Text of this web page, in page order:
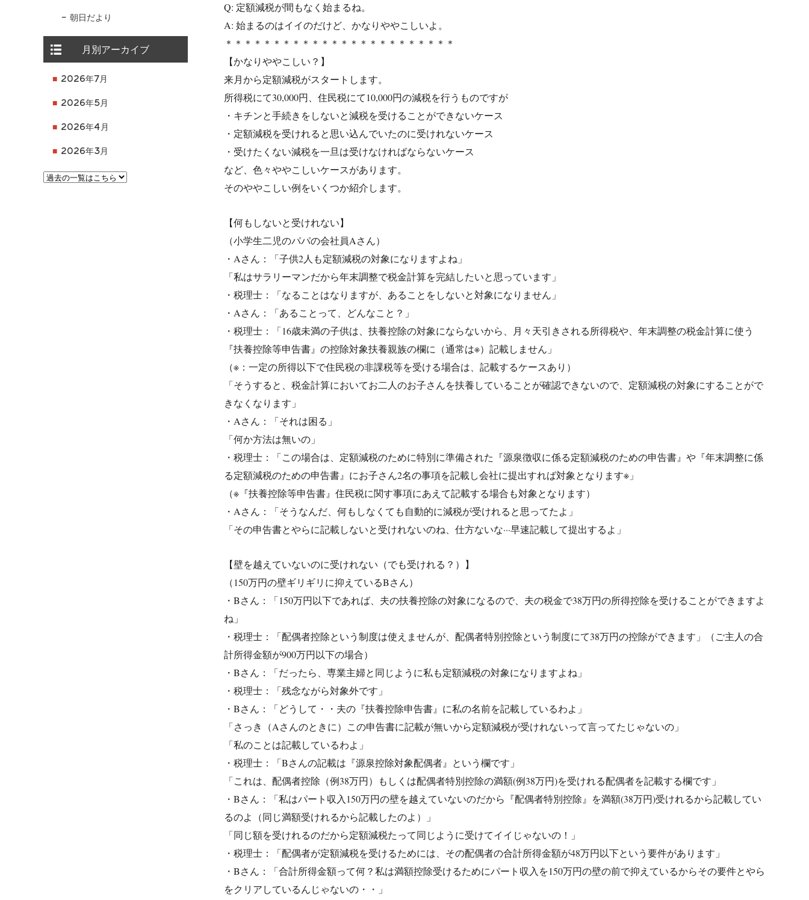
Q: 定額減税が間もなく始まるね。
A: 始まるのはイイのだけど、かなりややこしいよ。
＊＊＊＊＊＊＊＊＊＊＊＊＊＊＊＊＊＊＊＊＊＊＊＊
【かなりややこしい？】
来月から定額減税がスタートします。
所得税にて30,000円、住民税にて10,000円の減税を行うものですが
・キチンと手続きをしないと減税を受けることができないケース
・定額減税を受けれると思い込んでいたのに受けれないケース
・受けたくない減税を一旦は受けなければならないケース
など、色々ややこしいケースがあります。
そのややこしい例をいくつか紹介します。
【何もしないと受けれない】
（小学生二児のパパの会社員Aさん）
・Aさん：「子供2人も定額減税の対象になりますよね」
「私はサラリーマンだから年末調整で税金計算を完結したいと思っています」
・税理士：「なることはなりますが、あることをしないと対象になりません」
・Aさん：「あることって、どんなこと？」
・税理士：「16歳未満の子供は、扶養控除の対象にならないから、月々天引きされる所得税や、年末調整の税金計算に使う
『扶養控除等申告書』の控除対象扶養親族の欄に（通常は※）記載しません」
（※：一定の所得以下で住民税の非課税等を受ける場合は、記載するケースあり）
「そうすると、税金計算においてお二人のお子さんを扶養していることが確認できないので、定額減税の対象にすることがで
きなくなります」
・Aさん：「それは困る」
「何か方法は無いの」
・税理士：「この場合は、定額減税のために特別に準備された『源泉徴収に係る定額減税のための申告書』や『年末調整に係
る定額減税のための申告書』にお子さん2名の事項を記載し会社に提出すれば対象となります※」
（※『扶養控除等申告書』住民税に関す事項にあえて記載する場合も対象となります）
・Aさん：「そうなんだ、何もしなくても自動的に減税が受けれると思ってたよ」
「その申告書とやらに記載しないと受けれないのね、仕方ないな···早速記載して提出するよ」
【壁を越えていないのに受けれない（でも受けれる？）】
（150万円の壁ギリギリに抑えているBさん）
・Bさん：「150万円以下であれば、夫の扶養控除の対象になるので、夫の税金で38万円の所得控除を受けることができますよ
ね」
・税理士：「配偶者控除という制度は使えませんが、配偶者特別控除という制度にて38万円の控除ができます」（ご主人の合
計所得金額が900万円以下の場合）
・Bさん：「だったら、専業主婦と同じように私も定額減税の対象になりますよね」
・税理士：「残念ながら対象外です」
・Bさん：「どうして・・夫の『扶養控除申告書』に私の名前を記載しているわよ」
「さっき（Aさんのときに）この申告書に記載が無いから定額減税が受けれないって言ってたじゃないの」
「私のことは記載しているわよ」
・税理士：「Bさんの記載は『源泉控除対象配偶者』という欄です」
「これは、配偶者控除（例38万円）もしくは配偶者特別控除の満額(例38万円)を受けれる配偶者を記載する欄です」
・Bさん：「私はパート収入150万円の壁を越えていないのだから『配偶者特別控除』を満額(38万円)受けれるから記載してい
るのよ（同じ満額受けれるから記載したのよ）」
「同じ額を受けれるのだから定額減税たって同じように受けてイイじゃないの！」
・税理士：「配偶者が定額減税を受けるためには、その配偶者の合計所得金額が48万円以下という要件があります」
・Bさん：「合計所得金額って何？私は満額控除受けるためにパート収入を150万円の壁の前で抑えているからその要件とやら
をクリアしているんじゃないの・・」
朝日だより
月別アーカイブ
2026年7月
2026年5月
2026年4月
2026年3月